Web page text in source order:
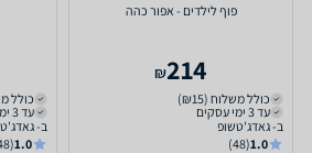
פוף לילדים - אפור כהה
214
₪
כולל משלוח (₪15)
עד 3 ימי עסקים
ב- גאדג'טשופ
1.0
(48)
כולל
עד 3 ימי עסקים
ב-
1.0
(48)